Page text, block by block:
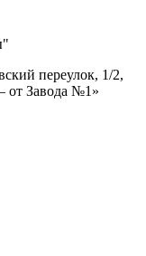
переулок, 1/2,
от Завода №1»